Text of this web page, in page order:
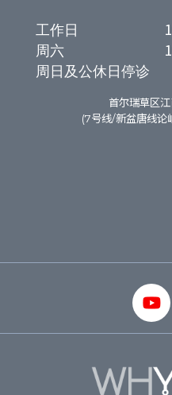
工作日
周六
周日及公休日停诊
首尔瑞草区
(7号线/新盆唐线论